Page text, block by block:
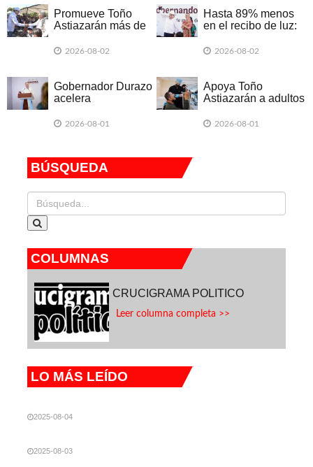
Hermosillo
Promueve Toño
Astiazarán más de
salud en área
2026-08-02
Hasta 89% menos
en el recibo de luz:
Durazo llevan
2026-08-02
Gobernador Durazo
acelera
malecón de
avance
2026-08-01
Apoya Toño
Astiazarán a adultos
2 mil prótesis
2026-08-01
BÚSQUEDA
COLUMNAS
CRUCIGRAMA POLITICO
Leer columna completa >>
LO MÁS LEÍDO
2025-08-04
2025-08-03